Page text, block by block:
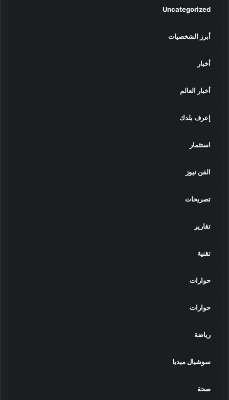
Uncategorized
أبرز الشخصيات
أخبار
أخبار العالم
إعرف بلدك
استثمار
الفن نيوز
تصريحات
تقارير
تقنية
حوارات
حوارات
رياضة
سوشيال ميديا
صحة